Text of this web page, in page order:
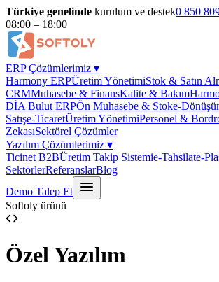
Türkiye genelinde kurulum ve destek0 850
08:00 – 18:00
ERP Çözümlerimiz ▾
Harmony ERPÜretim YönetimiStok & Satın
CRMMuhasebe & FinansKalite & Bakım
DİA Bulut ERPÖn Muhasebe & Stoke-
Satışe-TicaretÜretim YönetimiPersonel &
ZekasıSektörel Çözümler
Yazılım Çözümlerimiz ▾
Ticinet B2BÜretim Takip Sistemie-Tahsilate-
SektörlerReferanslarBlog
Demo Talep Et
Softoly ürünü
Özel Yazılım